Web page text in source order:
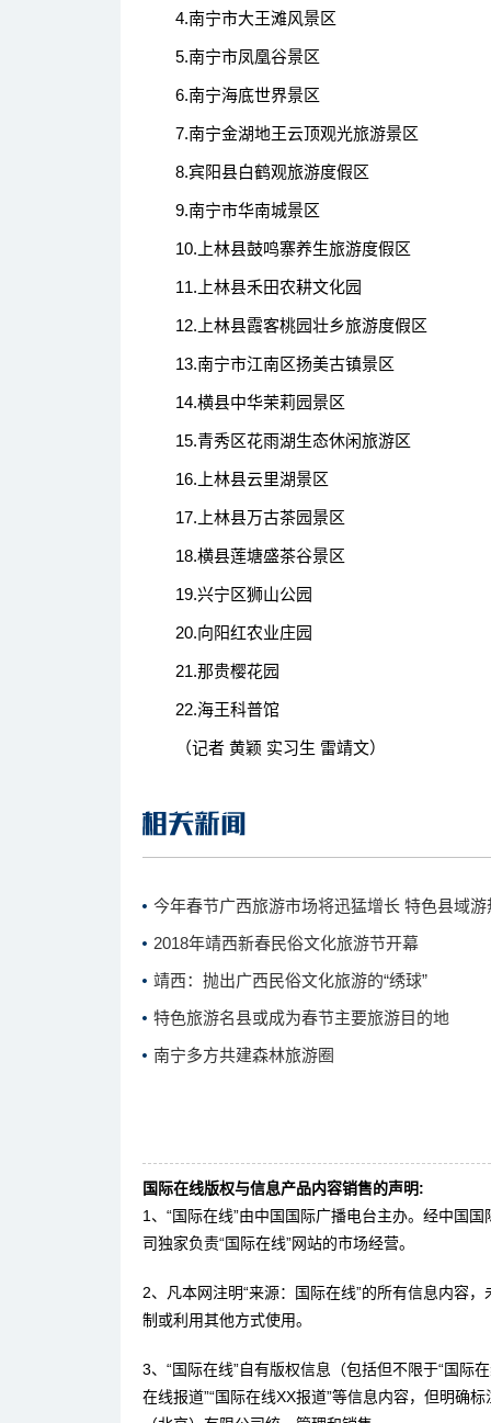
4.南宁市大王滩风景区
5.南宁市凤凰谷景区
6.南宁海底世界景区
7.南宁金湖地王云顶观光旅游景区
8.宾阳县白鹤观旅游度假区
9.南宁市华南城景区
10.上林县鼓鸣寨养生旅游度假区
11.上林县禾田农耕文化园
12.上林县霞客桃园壮乡旅游度假区
13.南宁市江南区扬美古镇景区
14.横县中华茉莉园景区
15.青秀区花雨湖生态休闲旅游区
16.上林县云里湖景区
17.上林县万古茶园景区
18.横县莲塘盛茶谷景区
19.兴宁区狮山公园
20.向阳红农业庄园
21.那贵樱花园
22.海王科普馆
（记者 黄颖 实习生 雷靖文）
今年春节广西旅游市场将迅猛增长 特色县域游
2018年靖西新春民俗文化旅游节开幕
靖西：抛出广西民俗文化旅游的“绣球”
特色旅游名县或成为春节主要旅游目的地
南宁多方共建森林旅游圈
国际在线版权与信息产品内容销售的声明:
1、“国际在线”由中国国际广播电台主办。经中国
司独家负责“国际在线”网站的市场经营。
2、凡本网注明“来源：国际在线”的所有信息内容
制或利用其他方式使用。
3、“国际在线”自有版权信息（包括但不限于“国际
在线报道”“国际在线XX报道”等信息内容，但明确